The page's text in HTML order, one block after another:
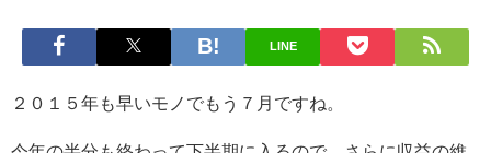
LINE
２０１５年も早いモノでもう７月ですね。